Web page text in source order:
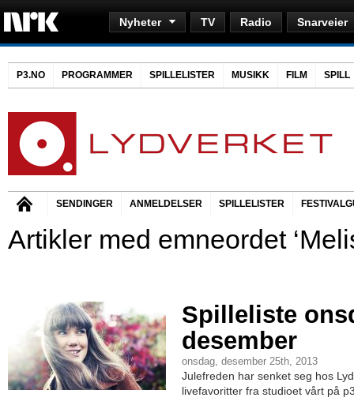
Nyheter TV Radio Snarveier
P3.NO PROGRAMMER SPILLELISTER MUSIKK FILM SPILL
SENDINGER ANMELDELSER SPILLELISTER
Artikler med emneordet
Spilleliste
desember
onsdag, desember 25th, 2013
Julefreden har senket seg hos
livefavoritter fra studioet vårt på